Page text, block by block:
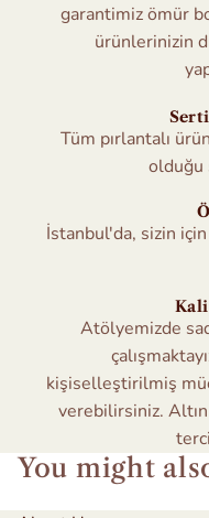
garantimiz ömür
ürünlerinizin
Tüm pırlantalı
olduğu
İstanbul'da, sizin
Atölyemizde
kişiselleştirilmiş
verebilirsiniz.
You might